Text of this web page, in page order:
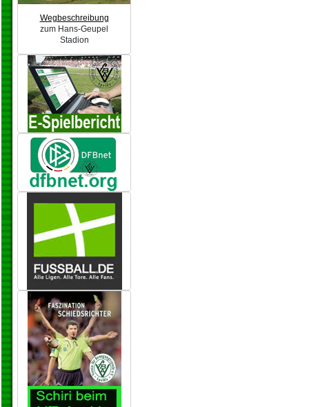
Wegbeschreibung
zum Hans-Geupel
Stadion